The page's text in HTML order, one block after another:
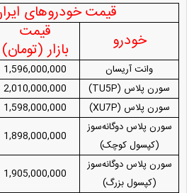
قیمت خودروهای
خودرو
قیمت
بازار (تومان)
وانت آریسان 1,596,000,000
سورن پلاس (TU5P)
2,010,000,000
سورن پلاس (XU7P)
1,598,000,000
سورن پلاس دوگانه‌سوز
(کپسول کوچک)
1,898,000,000
سورن پلاس دوگانه‌سوز
(کپسول بزرگ)
1,905,000,000